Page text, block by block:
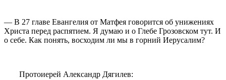
— В 27 главе Евангелия от Матфея говорится об унижениях
Христа перед распятием. Я думаю и о Глебе Грозовском тут. И
о себе. Как понять, восходим ли мы в горний Иерусалим?
Протоиерей Александр Дягилев: